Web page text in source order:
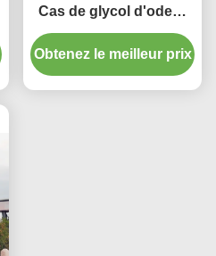
Cas de glycol d'odeur
douce aucun 55934-93-
5 avec le certificat
Iso9001
Obtenez le meilleur prix